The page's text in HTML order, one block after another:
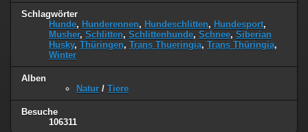
Schlagwörter
Hunde, Hunderennen, Hundeschlitten, Hundesport,
Musher, Schlitten, Schlittenhunde, Schnee, Siberian
Husky, Thüringen, Trans Thueringia, Trans Thüringia,
Winter
Alben
Natur / Tiere
Besuche
106311